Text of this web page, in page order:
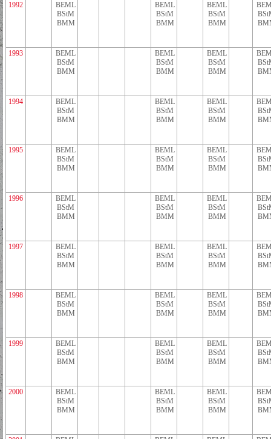
1992
BEML
BStM
BMM
BEML
BStM
BMM
BEML
BStM
BMM
1993
BEML
BStM
BMM
BEML
BStM
BMM
BEML
BStM
BMM
1994
BEML
BStM
BMM
BEML
BStM
BMM
BEML
BStM
BMM
1995
BEML
BStM
BMM
BEML
BStM
BMM
BEML
BStM
BMM
1996
BEML
BStM
BMM
BEML
BStM
BMM
BEML
BStM
BMM
1997
BEML
BStM
BMM
BEML
BStM
BMM
BEML
BStM
BMM
1998
BEML
BStM
BMM
BEML
BStM
BMM
BEML
BStM
BMM
1999
BEML
BStM
BMM
BEML
BStM
BMM
BEML
BStM
BMM
2000
BEML
BStM
BMM
BEML
BStM
BMM
BEML
BStM
BMM